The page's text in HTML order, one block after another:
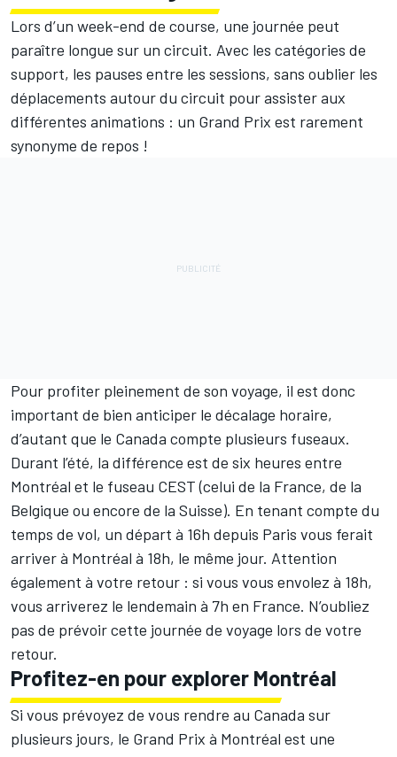
Lors d’un week-end de course, une journée peut
paraître longue sur un circuit. Avec les catégories de
support, les pauses entre les sessions, sans oublier les
déplacements autour du circuit pour assister aux
différentes animations : un Grand Prix est rarement
synonyme de repos !
Pour profiter pleinement de son voyage, il est donc
important de bien anticiper le décalage horaire,
d’autant que le Canada compte plusieurs fuseaux.
Durant l’été, la différence est de six heures entre
Montréal et le fuseau CEST (celui de la France, de la
Belgique ou encore de la Suisse). En tenant compte du
temps de vol, un départ à 16h depuis Paris vous ferait
arriver à Montréal à 18h, le même jour. Attention
également à votre retour : si vous vous envolez à 18h,
vous arriverez le lendemain à 7h en France. N’oubliez
pas de prévoir cette journée de voyage lors de votre
retour.
Profitez-en pour explorer Montréal
Si vous prévoyez de vous rendre au Canada sur
plusieurs jours, le Grand Prix à Montréal est une